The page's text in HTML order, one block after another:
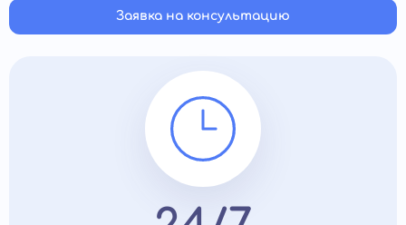
Заявка на консультацию